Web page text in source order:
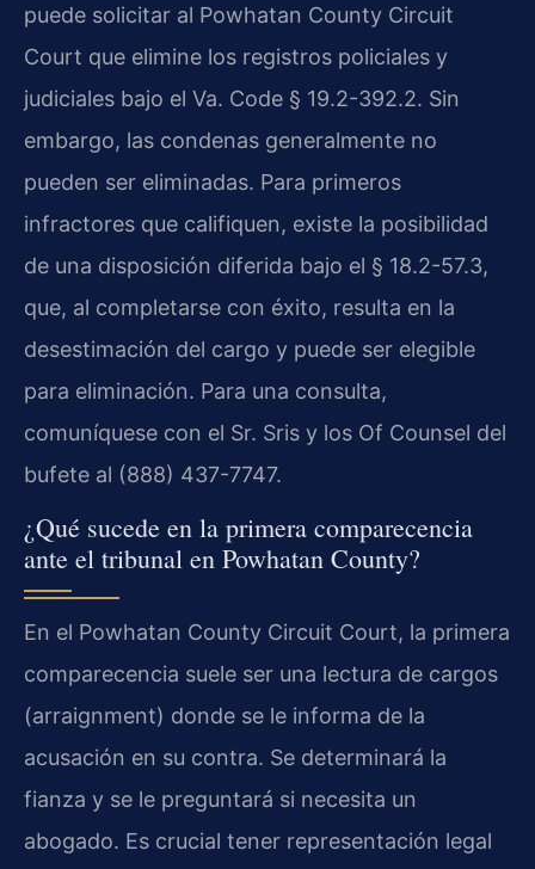
puede solicitar al Powhatan County Circuit
Court que elimine los registros policiales y
judiciales bajo el Va. Code § 19.2-392.2. Sin
embargo, las condenas generalmente no
pueden ser eliminadas. Para primeros
infractores que califiquen, existe la posibilidad
de una disposición diferida bajo el § 18.2-57.3,
que, al completarse con éxito, resulta en la
desestimación del cargo y puede ser elegible
para eliminación. Para una consulta,
comuníquese con el Sr. Sris y los Of Counsel del
bufete al (888) 437-7747.
¿Qué sucede en la primera comparecencia
ante el tribunal en Powhatan County?
En el Powhatan County Circuit Court, la primera
comparecencia suele ser una lectura de cargos
(arraignment) donde se le informa de la
acusación en su contra. Se determinará la
fianza y se le preguntará si necesita un
abogado. Es crucial tener representación legal